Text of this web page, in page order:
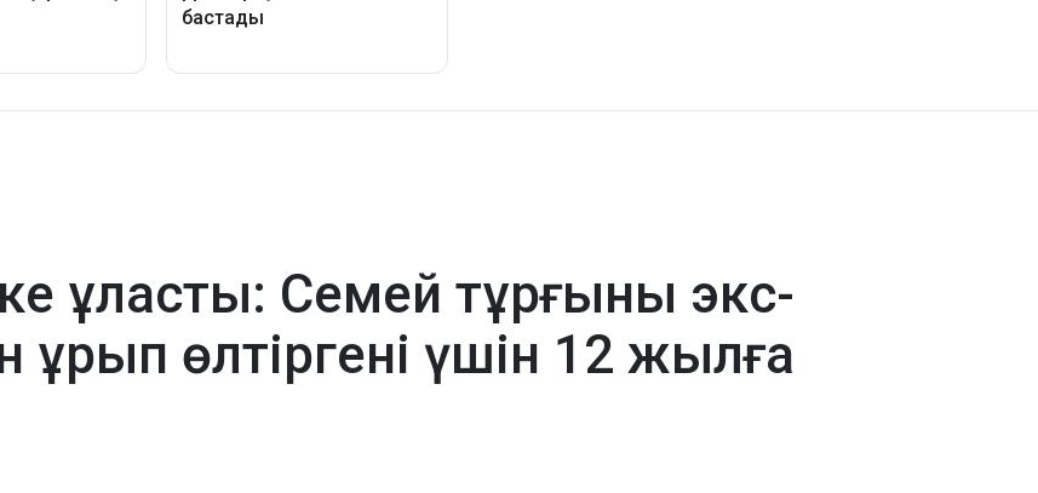
ұласты: Семей тұрғыны экс-
өлтіргені үшін 12 жылға